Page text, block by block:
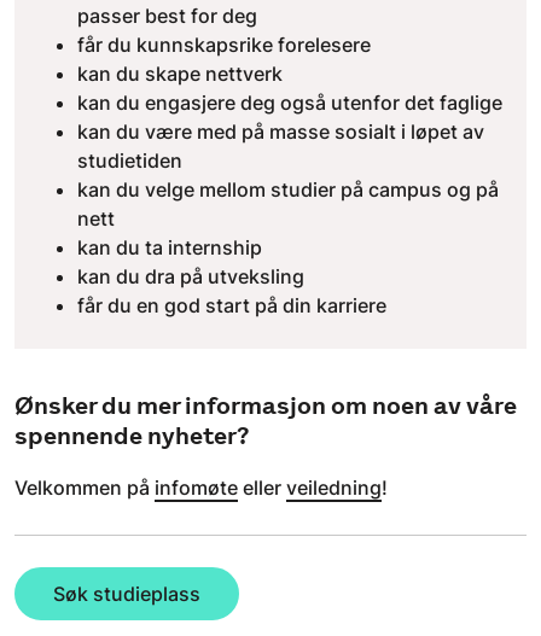
passer best for deg
får du kunnskapsrike forelesere
kan du skape nettverk
kan du engasjere deg også utenfor det faglige
kan du være med på masse sosialt i løpet av
studietiden
kan du velge mellom studier på campus og på
nett
kan du ta internship
kan du dra på utveksling
får du en god start på din karriere
Ønsker du mer informasjon om noen av våre
spennende nyheter?
Velkommen på infomøte eller veiledning!
Søk studieplass